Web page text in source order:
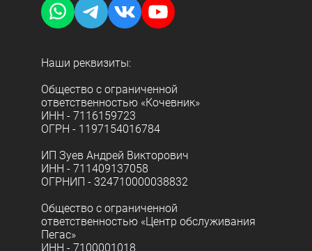
Наши реквизиты:
Общество с ограниченной
ответственностью «Кочевник»
ИНН - 7116159723
ОГРН - 1197154016784
ИП Зуев Андрей Викторович
ИНН - 711409137058
ОГРНИП - 324710000038832
Общество с ограниченной
ответственностью «Центр обслуживания
Пегас»
ИНН - 7100001018